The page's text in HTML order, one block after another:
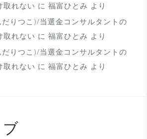
取れない に 福富ひとみ より
りつこ)/当選金コンサルタントの
取れない に 福富ひとみ より
りつこ)/当選金コンサルタントの
取れない に 福富ひとみ より